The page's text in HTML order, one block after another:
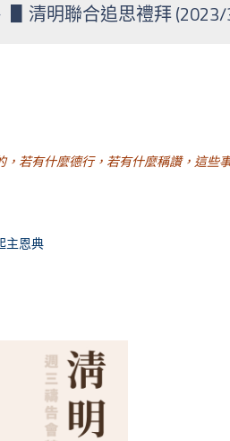
▋清明聯合追思禮拜
若有什麼德行，若有什麼稱讚，這些
主恩典